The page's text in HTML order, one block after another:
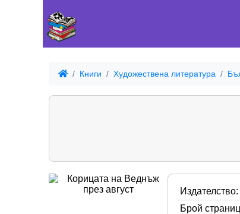
Книги Художествена литература
Издателство:
Брой